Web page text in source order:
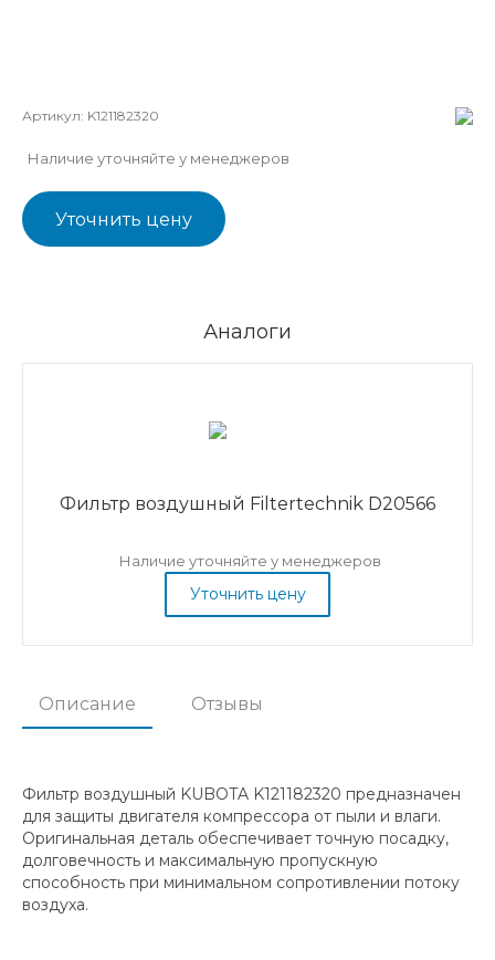
Артикул: K121182320
Наличие уточняйте у менеджеров
Уточнить цену
Аналоги
Фильтр воздушный Filtertechnik D20566
Наличие уточняйте у менеджеров
Уточнить цену
Описание Отзывы
Фильтр воздушный KUBOTA K121182320 предназначен
для защиты двигателя компрессора от пыли и влаги.
Оригинальная деталь обеспечивает точную посадку,
долговечность и максимальную пропускную
способность при минимальном сопротивлении потоку
воздуха.